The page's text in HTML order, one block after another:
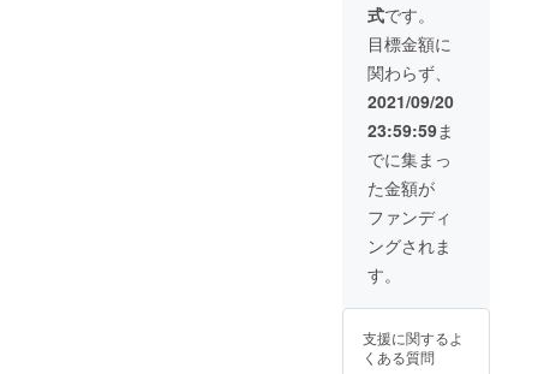
式です。
目標金額に
関わらず、
2021/09/20
23:59:59ま
でに集まっ
た金額が
ファンディ
ングされま
す。
支援に関するよ
くある質問